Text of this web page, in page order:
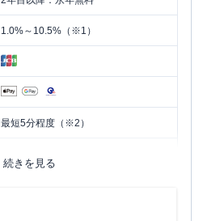
1.0%～10.5%（※1）
最短5分程度（※2）
家族カード
続きを見る